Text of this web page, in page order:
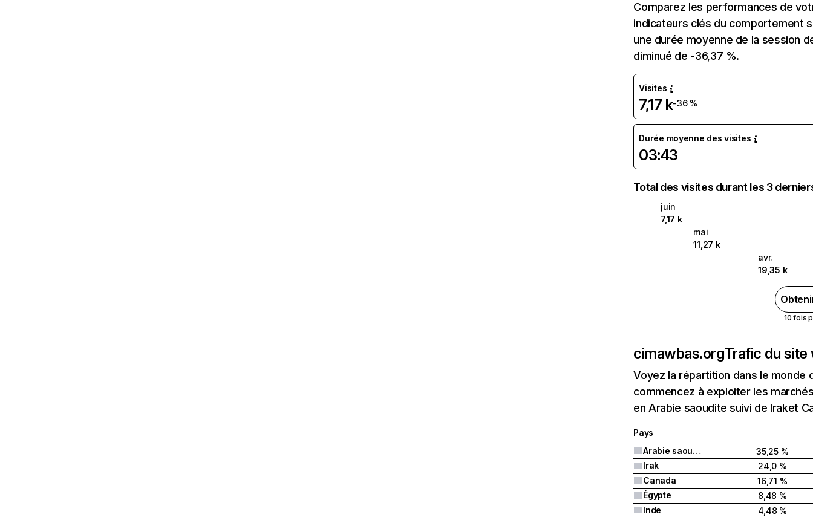
Comparez les performances de
indicateurs clés du comportement
une durée moyenne de la session
diminué de -36,37 %.
Visites
7,17 k-36 %
Durée moyenne des visites
03:43
Total des visites durant les 3
juin
7,17 k
mai
11,27 k
avr.
19,35 k
10 fois
cimawbas.orgTrafic du site
Voyez la répartition dans le
commencez à exploiter les
en Arabie saoudite suivi de Iraket
Pays
Arabie saoudite
35,25 %
Irak
24,0 %
Canada
16,71 %
Égypte
8,48 %
Inde
4,48 %